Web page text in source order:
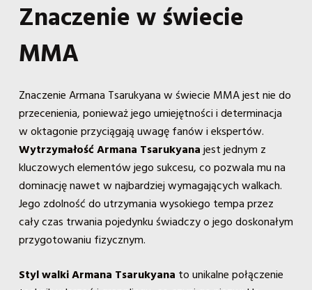
Znaczenie w świecie
MMA
Znaczenie Armana Tsarukyana w świecie MMA jest nie do
przecenienia, ponieważ jego umiejętności i determinacja
w oktagonie przyciągają uwagę fanów i ekspertów.
Wytrzymałość Armana Tsarukyana jest jednym z
kluczowych elementów jego sukcesu, co pozwala mu na
dominację nawet w najbardziej wymagających walkach.
Jego zdolność do utrzymania wysokiego tempa przez
cały czas trwania pojedynku świadczy o jego doskonałym
przygotowaniu fizycznym.
Styl walki Armana Tsarukyana to unikalne połączenie